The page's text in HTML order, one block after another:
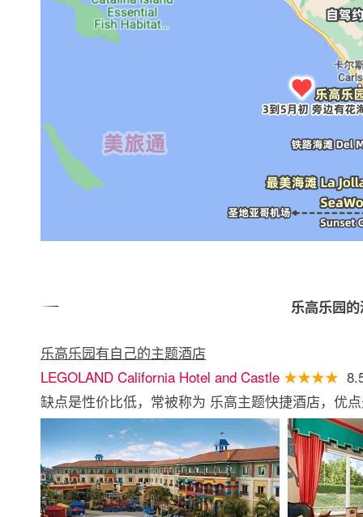
乐高乐园
乐高乐园有自己的主题酒店
LEGOLAND California Hotel and Castle ★★★★
缺点是性价比低，常被称为 乐高主题快捷酒店，优